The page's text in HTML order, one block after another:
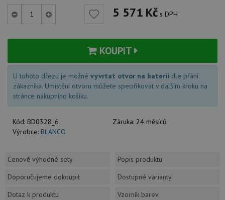
5 571 Kč s DPH
KOUPIT
U tohoto dřezu je možné vyvrtat otvor na baterii dle přání
zákazníka. Umístění otvoru můžete specifikovat v dalším kroku na
stránce nákupního košíku.
Kód: BD0328_6 Záruka: 24 měsíců
Výrobce: BLANCO
Cenově výhodné sety
Popis produktu
Doporučujeme dokoupit
Dostupné varianty
Dotaz k produktu
Vzorník barev